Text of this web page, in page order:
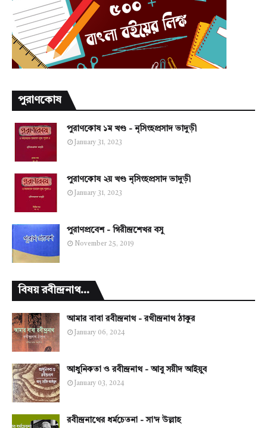
পুরাণকোষ
পুরাণকোষ ১ম খণ্ড - নৃসিংহপ্রসাদ ভাদুড়ী
January 31, 2023
পুরাণকোষ ২য় খণ্ড নৃসিংহপ্রসাদ ভাদুড়ী
January 31, 2023
পুরাণপ্রবেশ - গিরীন্দ্রশেখর বসু
November 25, 2019
বিষয় রবীন্দ্রনাথ...
আমার বাবা রবীন্দ্রনাথ - রথীন্দ্রনাথ ঠাকুর
January 06, 2024
আধুনিকতা ও রবীন্দ্রনাথ - আবু সয়ীদ আইয়ুব
January 03, 2024
রবীন্দ্রনাথের ধর্মচেতনা - সা'দ উল্লাহ